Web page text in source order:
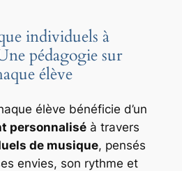
individuels à
pédagogie sur
élève
élève bénéficie d’un
personnaliséà travers
de musique, pensés
envies, son rythme et